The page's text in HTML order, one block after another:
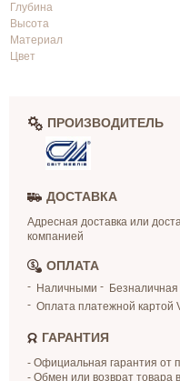
Глубина
Высота
Материал
Цвет
ПРОИЗВОДИТЕЛЬ
ДОСТАВКА
Адресная доставка или
компанией
ОПЛАТА
Наличными
Оплата платежной картой
ГАРАНТИЯ
- Официальная гарантия от
- Обмен или возврат товара